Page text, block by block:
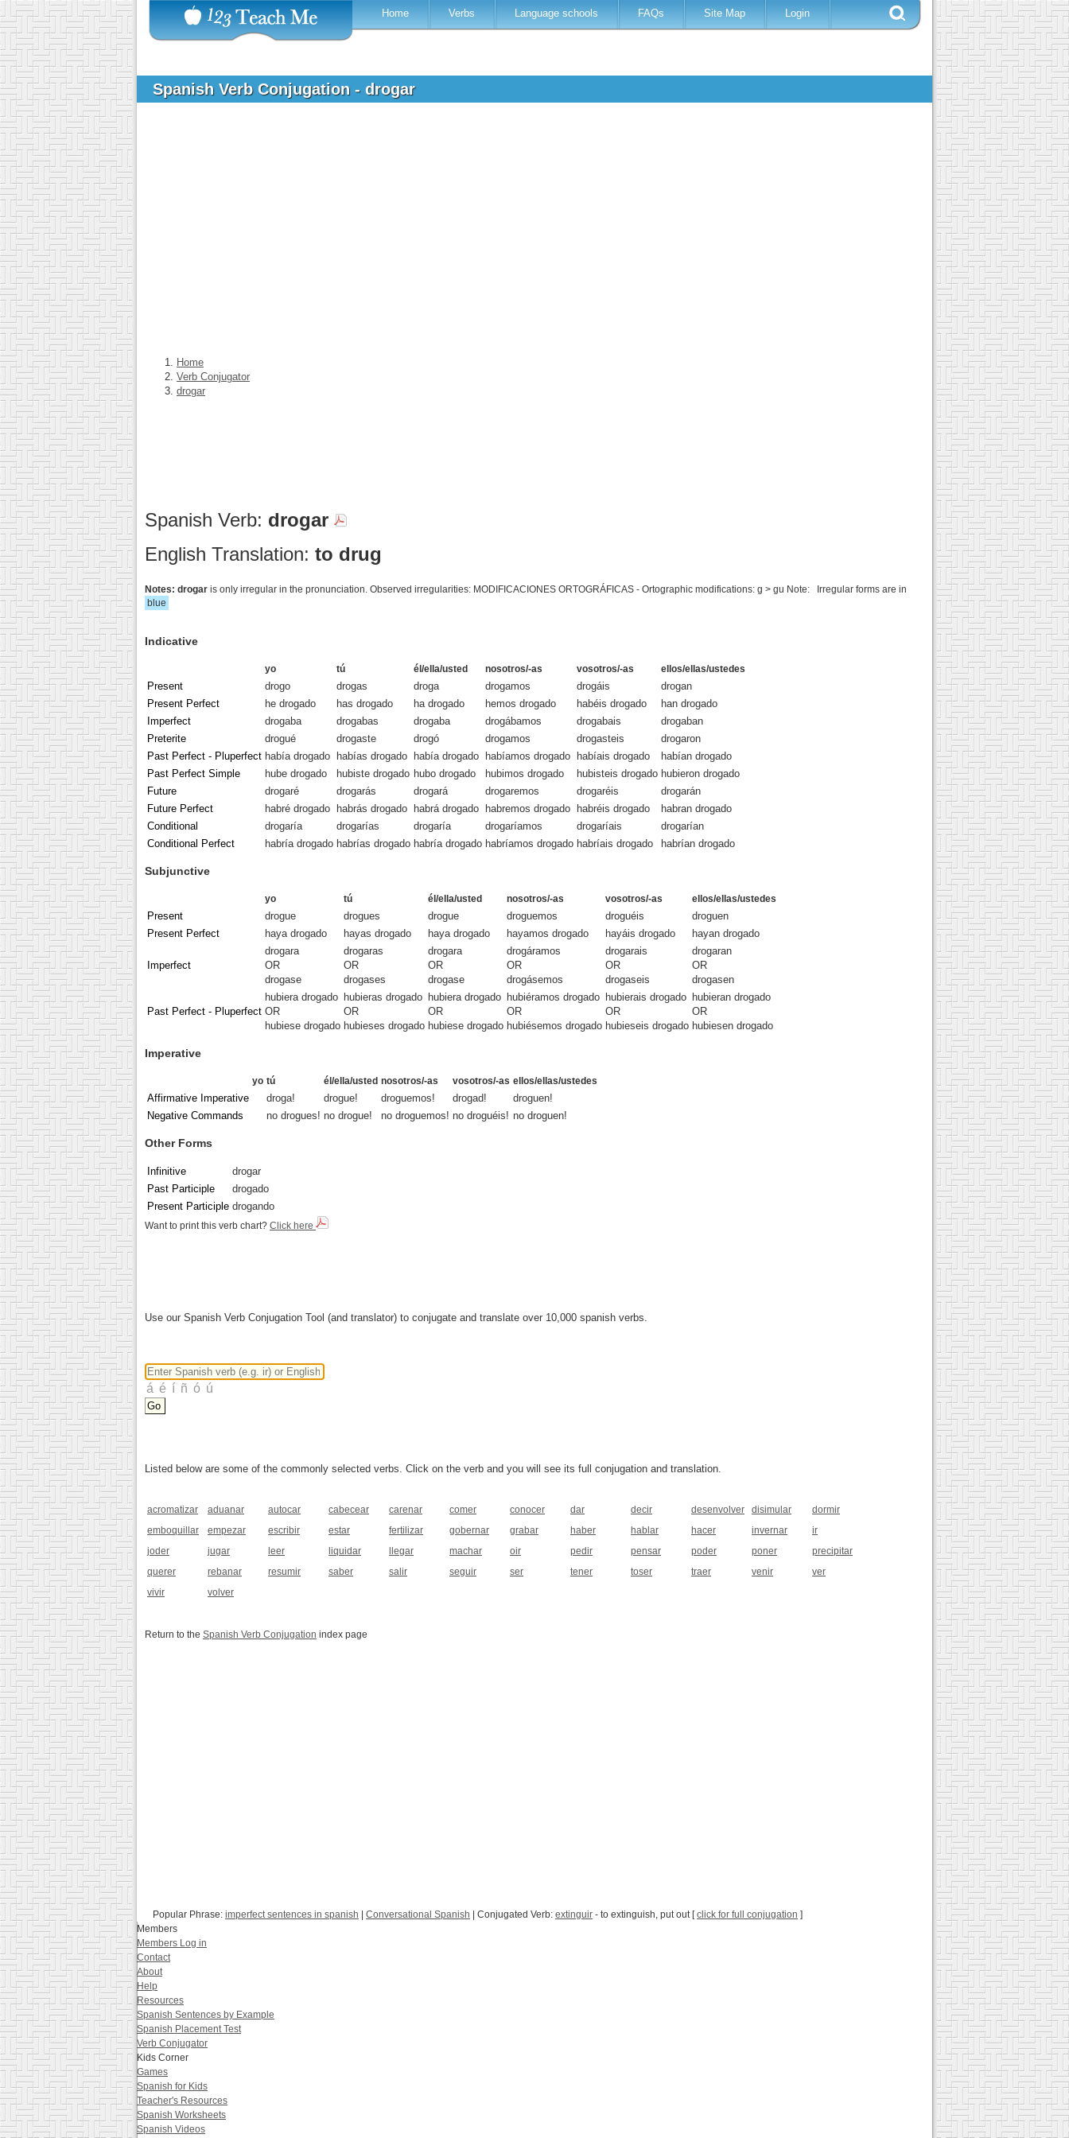
Home Verbs Language schools FAQs Site Map Login
Spanish Verb Conjugation - drogar
Home
Verb Conjugator
drogar
Spanish Verb: drogar
English Translation: to drug
Notes: drogar is only irregular in the pronunciation. Observed irregularities: MODIFICACIONES ORTOGRÁFICAS - Ortographic modifications: g > gu Note: Irregular forms are in
blue
Indicative
yo tú él/ella/usted nosotros/-as vosotros/-as ellos/ellas/ustedes
Present drogo drogas droga drogamos drogáis
drogan
Present Perfect
he drogado has drogado ha drogado hemos drogado habéis drogado
han drogado
Imperfect
drogaba drogabas drogaba drogábamos drogabais
drogaban
Preterite
drogué drogaste drogó drogamos drogasteis
drogaron
Past Perfect - Pluperfect había drogado habías drogado había drogado habíamos drogado habíais drogado
habían drogado
Past Perfect Simple
hube drogado hubiste drogado hubo drogado hubimos drogado hubisteis drogado hubieron drogado
Future
drogaré drogarás drogará drogaremos drogaréis
drogarán
Future Perfect
habré drogado habrás drogado habrá drogado habremos drogado habréis drogado
habran drogado
Conditional
drogaría drogarías drogaría drogaríamos drogaríais
drogarían
Conditional Perfect
habría drogado habrías drogado habría drogado habríamos drogado habríais drogado habrían drogado
Subjunctive
yo tú él/ella/usted nosotros/-as vosotros/-as ellos/ellas/ustedes
Present drogue drogues drogue droguemos droguéis
droguen
Present Perfect
haya drogado hayas drogado haya drogado hayamos drogado hayáis drogado hayan drogado
Imperfect
drogara
OR
drogase
drogaras
OR
drogases
drogara
OR
drogase
drogáramos
OR
drogásemos
drogarais
OR
drogaseis
drogaran
OR
drogasen
Past Perfect - Pluperfect
hubiera drogado
OR
hubiese drogado
hubieras drogado
OR
hubieses drogado
hubiera drogado
OR
hubiese drogado
hubiéramos drogado
OR
hubiésemos drogado
hubierais drogado
OR
hubieseis drogado
hubieran drogado
OR
hubiesen drogado
Imperative
yo tú él/ella/usted nosotros/-as vosotros/-as ellos/ellas/ustedes
Affirmative Imperative droga! drogue! droguemos! drogad!
droguen!
Negative Commands
no drogues! no drogue! no droguemos! no droguéis! no droguen!
Other Forms
Infinitive
drogar
Past Participle
drogado
Present Participle drogando
Want to print this verb chart? Click here
Use our Spanish Verb Conjugation Tool (and translator) to conjugate and translate over 10,000 spanish verbs.
Listed below are some of the commonly selected verbs. Click on the verb and you will see its full conjugation and translation.
acromatizar aduanar autocar cabecear carenar comer conocer dar decir desenvolver disimular
dormir
emboquillar
empezar escribir estar fertilizar gobernar grabar haber hablar hacer invernar
ir
joder
jugar leer liquidar llegar machar oir pedir pensar poder poner
precipitar
querer
rebanar resumir saber salir seguir ser tener toser traer venir
ver
vivir
volver
Return to the Spanish Verb Conjugation index page
Popular Phrase: imperfect sentences in spanish | Conversational Spanish | Conjugated Verb: extinguir - to extinguish, put out [click for full conjugation ]
Members
Members Log in
Contact
About
Help
Resources
Spanish Sentences by Example
Spanish Placement Test
Verb Conjugator
Kids Corner
Games
Spanish for Kids
Teacher's Resources
Spanish Worksheets
Spanish Videos